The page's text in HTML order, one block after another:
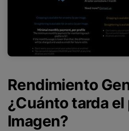
Rendimiento
¿Cuánto tarda
Imagen?